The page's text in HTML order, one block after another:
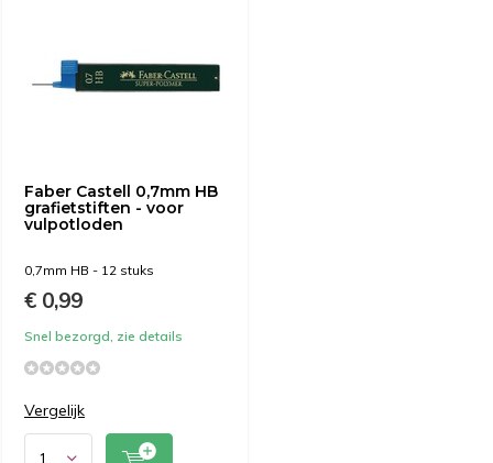
Faber Castell 0,7mm HB
grafietstiften - voor
vulpotloden
0,7mm HB - 12 stuks
€ 0,99
Snel bezorgd, zie details
Vergelijk